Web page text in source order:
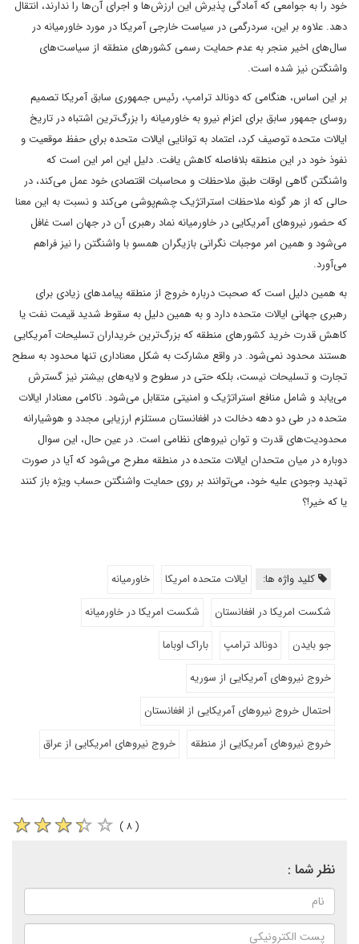
خود را به جوامعی که آمادگی پذیرش این ارزش‌ها و اجرای آن‌ها را ندارند، انتقال
دهد. علاوه بر این، سردرگمی در سیاست خارجی آمریکا در مورد خاورمیانه در
سال‌های اخیر منجر به عدم حمایت رسمی کشورهای منطقه از سیاست‌های
واشنگتن نیز شده است.
بر این اساس، هنگامی که دونالد ترامپ، رئیس جمهوری سابق آمریکا تصمیم
روسای جمهور سابق برای اعزام نیرو به خاورمیانه را بزرگ‌ترین اشتباه در تاریخ
ایالات متحده توصیف کرد، اعتماد به توانایی ایالات متحده برای حفظ موقعیت و
نفوذ خود در این منطقه بلافاصله کاهش یافت. دلیل این امر این است که
واشنگتن گاهی اوقات طبق ملاحظات و محاسبات اقتصادی خود عمل می‌کند، در
حالی که از هر گونه ملاحظات استراتژیک چشم‌پوشی می‌کند و نسبت به این معنا
که حضور نیروهای آمریکایی در خاورمیانه نماد رهبری آن در جهان است غافل
می‌شود و همین امر موجبات نگرانی بازیگران همسو با واشنگتن را نیز فراهم
می‌آورد.
به همین دلیل است که صحبت درباره خروج از منطقه پیامدهای زیادی برای
رهبری جهانی ایالات متحده دارد و به همین دلیل به سقوط شدید قیمت نفت یا
کاهش قدرت خرید کشورهای منطقه که بزرگ‌ترین خریداران تسلیحات آمریکایی
هستند محدود نمی‌شود. در واقع مشارکت به شکل معناداری تنها محدود به سطح
تجارت و تسلیحات نیست، بلکه حتی در سطوح و لایه‌های بیشتر نیز گسترش
می‌یابد و شامل منافع استراتژیک و امنیتی متقابل می‌شود. ناکامی معنادار ایالات
متحده در طی دو دهه دخالت در افغانستان مستلزم ارزیابی مجدد و هوشیارانه
محدودیت‌های قدرت و توان نیروهای نظامی است. در عین حال، این سوال
دوباره در میان متحدان ایالات متحده در منطقه مطرح می‌شود که آیا در صورت
تهدید وجودی علیه خود، می‌توانند بر روی حمایت واشنگتن حساب ویژه باز کنند
یا که خیر!؟
کلید واژه ها: ایالات متحده امریکا
خاورمیانه
شکست امریکا در افغانستان
شکست امریکا در خاورمیانه
جو بایدن
دونالد ترامپ
باراک اوباما
خروج نیروهای آمریکایی از سوریه
احتمال خروج نیروهای آمریکایی از افغانستان
خروج نیروهای آمریکایی از منطقه
خروج نیروهای امریکایی از عراق
( ۸ )
نظر شما :